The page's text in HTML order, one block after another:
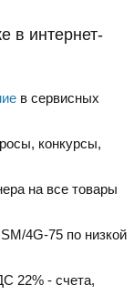
в интернет-
в сервисных
конкурсы,
на все товары
4G-75 по низкой
22% - счета,